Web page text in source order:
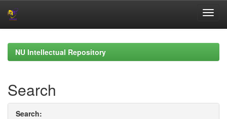
navigationNU Intellectual Repository
Search
Search: